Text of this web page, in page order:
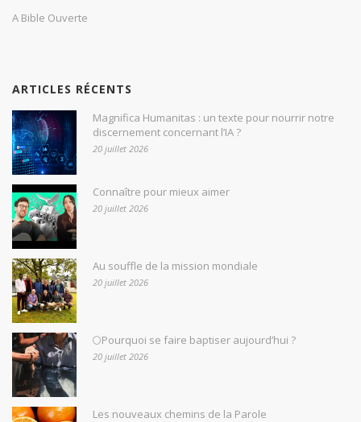
A Bible Ouverte
ARTICLES RÉCENTS
Magnifica Humanitas : un texte pour nourrir notre
discernement concernant l’IA ?
20 juillet 2026
Connaître pour mieux aimer
20 juillet 2026
Au souffle de la mission mondiale
20 juillet 2026
🌕Pourquoi se faire baptiser aujourd’hui ?
20 juillet 2026
Les nouveaux chemins de la Parole